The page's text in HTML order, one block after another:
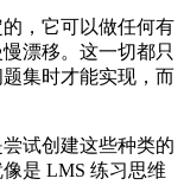
，它可以做任何有
漂移。这一切都只
集时才能实现，而
试创建这些种类的
是 LMS 练习思维